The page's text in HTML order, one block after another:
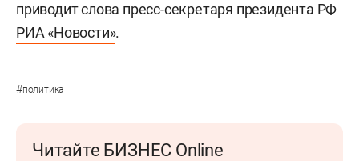
приводит слова пресс-секретаря президента РФ
РИА «Новости».
#политика
Читайте БИЗНЕС Online